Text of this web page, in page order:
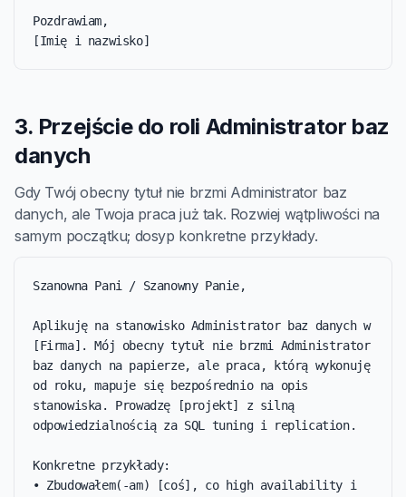
Pozdrawiam,
[Imię i nazwisko]
3. Przejście do roli Administrator baz
danych
Gdy Twój obecny tytuł nie brzmi Administrator baz
danych, ale Twoja praca już tak. Rozwiej wątpliwości na
samym początku; dosyp konkretne przykłady.
Szanowna Pani / Szanowny Panie,
Aplikuję na stanowisko Administrator baz danych w
[Firma]. Mój obecny tytuł nie brzmi Administrator
baz danych na papierze, ale praca, którą wykonuję
od roku, mapuje się bezpośrednio na opis
stanowiska. Prowadzę [projekt] z silną
odpowiedzialnością za SQL tuning i replication.
Konkretne przykłady:
• Zbudowałem(-am) [coś], co high availability i